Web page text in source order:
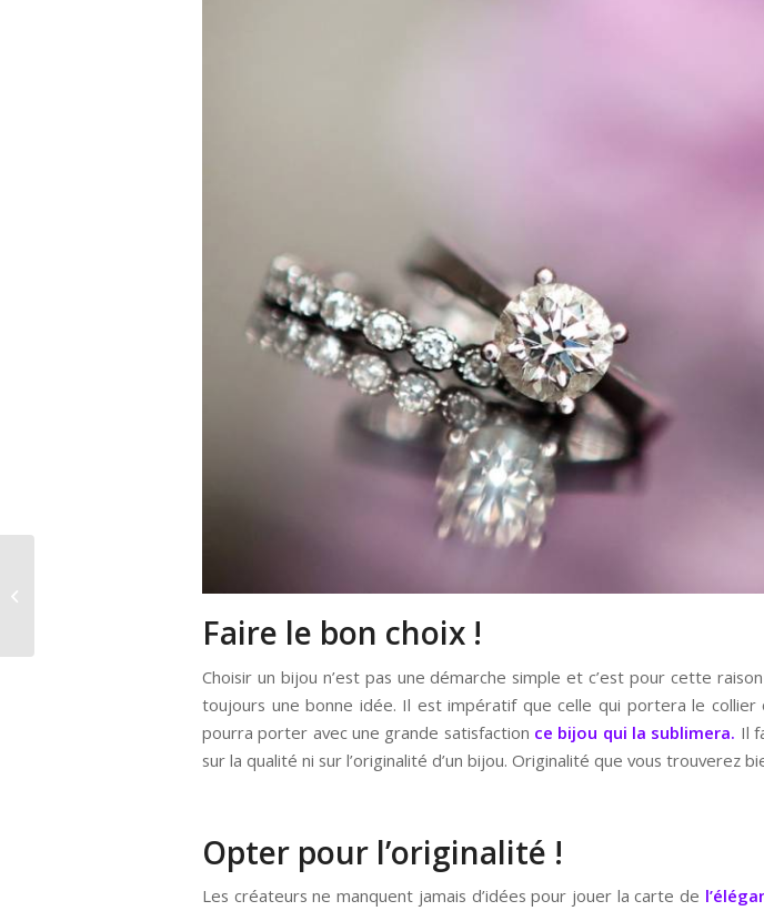
Faire le bon choix !
Choisir un bijou n’est pas une démarche simple et c’est pour cette
toujours une bonne idée. Il est impératif que celle qui portera le
pourra porter avec une grande satisfaction ce bijou qui la sublimera. Il
sur la qualité ni sur l’originalité d’un bijou. Originalité que vous trouverez
Opter pour l’originalité !
Les créateurs ne manquent jamais d’idées pour jouer la carte de